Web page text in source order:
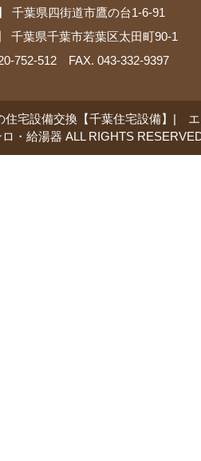
千葉県四街道市鷹の台1-6-91
千葉県千葉市若葉区太田町90-1
752-512 FAX. 043-332-9397
住宅設備交換【千葉住宅設備】|
・給湯器 ALL RIGHTS